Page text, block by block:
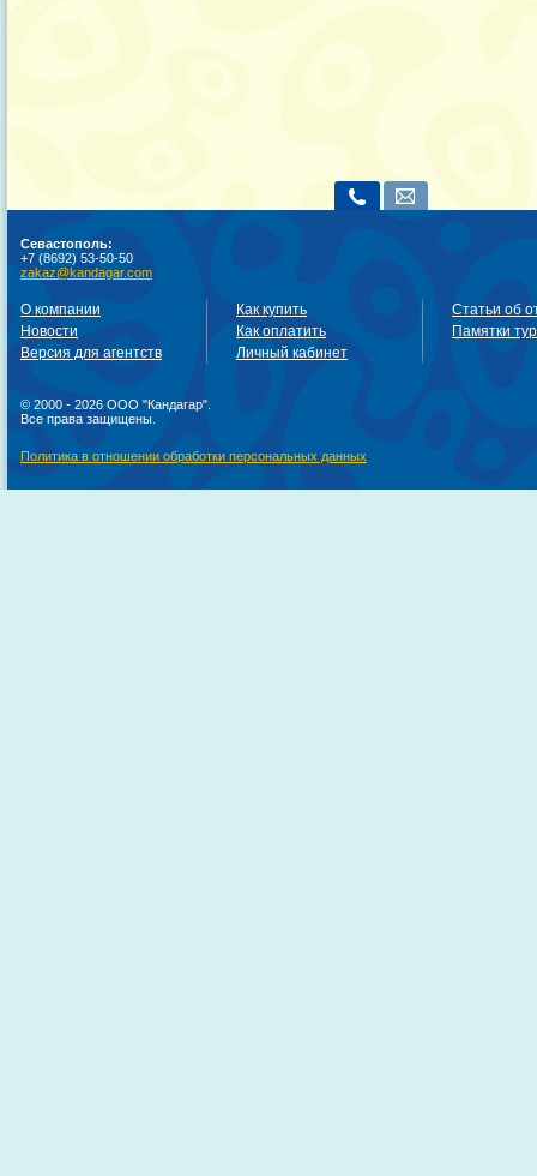
Севастополь:
+7 (8692) 53-50-50
zakaz@kandagar.com
О компании
Новости
Версия для агентств
Как купить
Как оплатить
Личный кабинет
Статьи об
Памятки
© 2000 - 2026 ООО "Кандагар".
Все права защищены.
Политика в отношении обработки персональных данных